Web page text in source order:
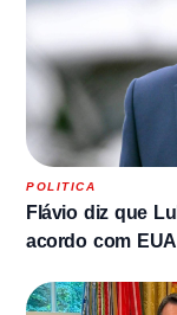
POLITICA
Flávio diz que
acordo com